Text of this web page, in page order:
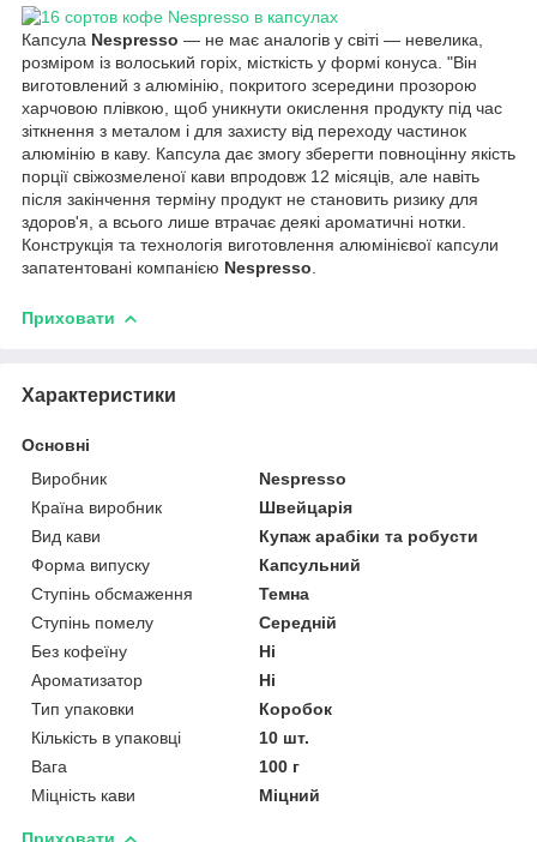
Капсула Nespresso — не має аналогів у світі — невелика,
розміром із волоський горіх, місткість у формі конуса. "Він
виготовлений з алюмінію, покритого зсередини прозорою
харчовою плівкою, щоб уникнути окислення продукту під час
зіткнення з металом і для захисту від переходу частинок
алюмінію в каву. Капсула дає змогу зберегти повноцінну якість
порції свіжозмеленої кави впродовж 12 місяців, але навіть
після закінчення терміну продукт не становить ризику для
здоров'я, а всього лише втрачає деякі ароматичні нотки.
Конструкція та технологія виготовлення алюмінієвої капсули
запатентовані компанією Nespresso
Приховати
Характеристики
Основні
Виробник
Nespresso
Країна виробник
Швейцарія
Вид кави
Купаж арабіки та робусти
Форма випуску
Капсульний
Ступінь обсмаження
Темна
Ступінь помелу
Середній
Без кофеїну
Ні
Ароматизатор
Ні
Тип упаковки
Коробок
Кількість в упаковці
10 шт.
Вага
100 г
Міцність кави
Міцний
Приховати